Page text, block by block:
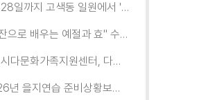
8월 28일까지 고색동 일원에서 '이동형 스마트 자원순환센터' 시범 운영
"한 잔으로 배우는 예절과 효" 수원 드림스타트, 아동 대상 전통문화 체험
수원시다문화가족지원센터, 다문화가족 자녀 여름캠프 '우리들의 여름 페이지' 운영
'2026년 을지연습 준비상황보고회' 열고 준비상항 점검